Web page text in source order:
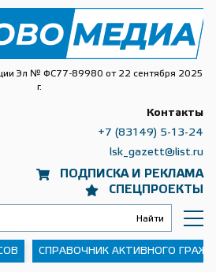
Эл № ФС77-89980 от 22 сентября 2025
г.
ПОДПИСКА И РЕКЛАМА
СПЕЦПРОЕКТЫ
Контакты
+7 (83149) 5-13-24
lsk_gazett@list.ru
СПРАВОЧНИК АКТИВНОГО